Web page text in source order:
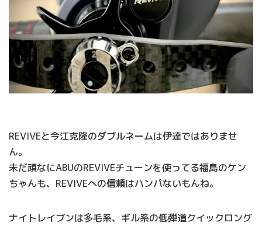
REVIVEと今江克隆のダブルネームは伊達ではありませ
ん。
未だ頑なにABUのREVIVEチューンを使ってる福島のケン
ちゃんも、REVIVEへの信頼はハンパないもんね。
ナイトレイブンは多毛系、ギル系の低弾道クイックロング